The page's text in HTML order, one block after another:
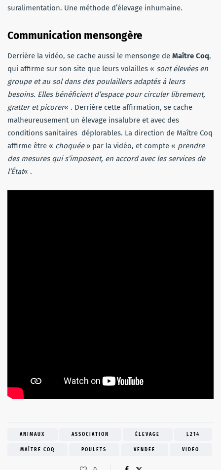
suralimentation. Une méthode d’élevage inhumaine.
Communication mensongère
Derrière la vidéo, se cache aussi le mensonge de Maître Coq,
qui affirme sur son site que leurs volailles « sont élevées en
groupe et au sol dans des poulaillers adaptés à leurs
besoins. Elles bénéficient d’espace pour circuler librement,
gratter et picorer« . Derrière cette affirmation, se cache
malheureusement un élevage insalubre et avec des
conditions sanitaires déplorables. La direction de Maître Coq
affirme être « choquée» par la vidéo, et compte « prendre
des mesures qui s’imposent, en accord avec les services de
l’État« .
ANIMAUX ASSOCIATION ÉLEVAGE L214
MAÎTRE COQ POULETS VENDÉE VIDÉO